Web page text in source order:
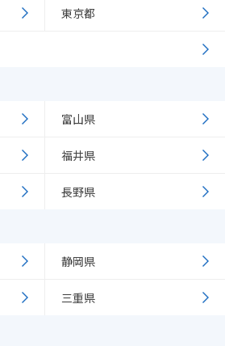
東京都
富山県
福井県
長野県
静岡県
三重県